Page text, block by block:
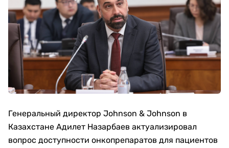
Генеральный директор Johnson & Johnson в
Казахстане Адилет Назарбаев актуализировал
вопрос доступности онкопрепаратов для пациентов